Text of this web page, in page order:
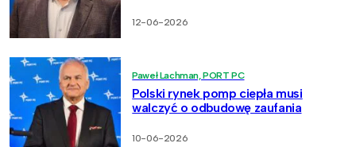
12-06-2026
Paweł Lachman, PORT PC
Polski rynek pomp ciepła musi
walczyć o odbudowę zaufania
10-06-2026